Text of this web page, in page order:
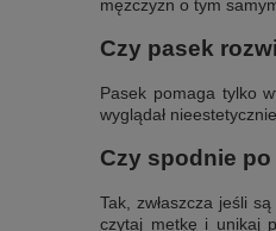
mężczyzn o tym
Czy pasek
Pasek pomaga tylko
wyglądał
Czy spodnie
Tak, zwłaszcza jeśli
czytaj metkę i unikaj